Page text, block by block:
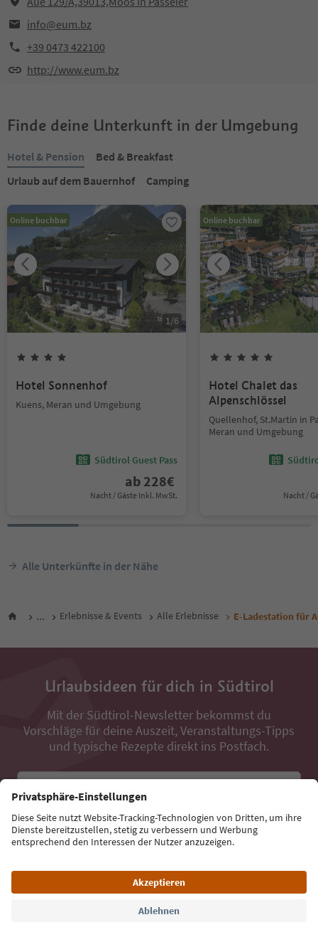
info@eum.bz
+39 0473 422100
http://www.eum.bz
Finde deine Unterkunft in der Umgebung
Hotel & Pension
Bed & Breakfast
Urlaub auf dem Bauernhof
Camping
Online buchbar
1/6
Hotel Sonnenhof
Kuens, Meran und Umgebung
Südtirol Guest Pass
ab 228€
Nacht / Gäste Inkl. MwSt.
Online buchbar
Hotel Chalet das
Alpenschlössel
Quellenhof, St.Martin in
Meran und Umgebung
Nacht /
Alle Unterkünfte in der Nähe
... Erlebnisse & Events Alle Erlebnisse E-Ladestation für
Urlaubsideen für dich in Südtirol
Mit der Südtirol-Newsletter bekommst du
Vorschläge für deine Auszeit, Veranstaltungs-Tipps
und typische Rezepte direkt ins Postfach.
Jetzt anmelden